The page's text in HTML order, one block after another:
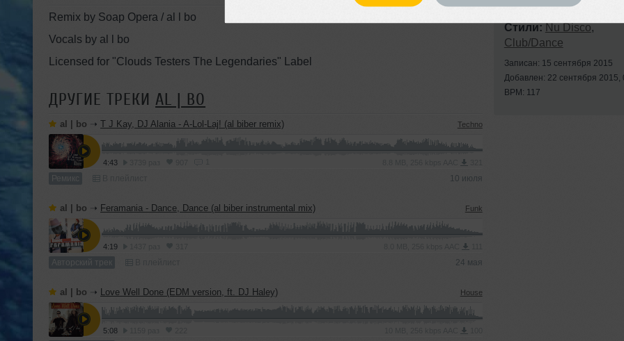
Remix by Soap Opera / al l bo
Vocals by al l bo
Licensed for "Clouds Testers The Legendaries" Label
ДРУГИЕ ТРЕКИ AL | BO
al | bo ➝ T J Kay, DJ Alania - A-Lol-Laj! (al biber remix) Techno
4:43
Ремикс 10 июля
al | bo ➝ Feramania - Dance, Dance (al biber instrumental mix) Funk
4:19
Авторский трек 24 мая
al | bo ➝ Love Well Done (EDM version, ft. DJ Haley) House
5:08
Стили: Nu Disco,
Club/Dance
Записан: 15 сентября 2015
Добавлен: 22 сентября 2015,
BPM: 117